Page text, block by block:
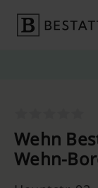
Wehn
Wehn-